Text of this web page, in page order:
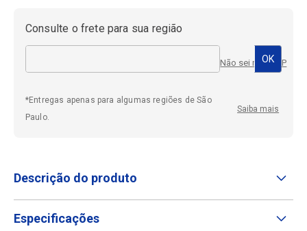
Consulte o frete para sua região
Não sei meu CEP
*Entregas apenas para algumas regiões de São
Paulo.
Saiba mais
Descrição do produto
Especificações